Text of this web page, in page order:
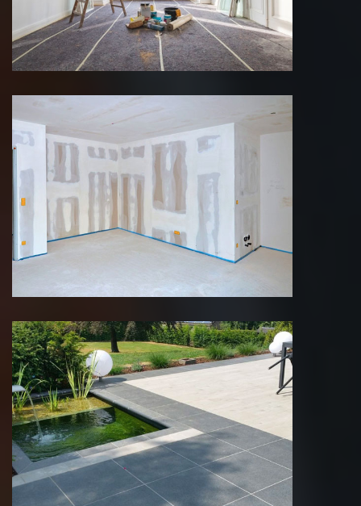
Pose de cloison 75 Paris
Création de terrasse 75 Paris